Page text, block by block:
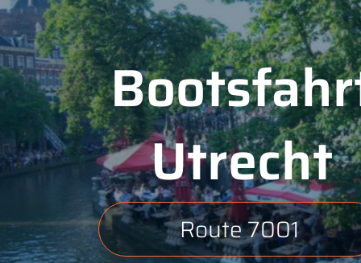
Utrecht
Route 7001